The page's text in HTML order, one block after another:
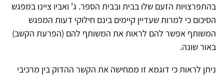
בהתפרצויות הזעם שלו בבית ובבית הספר. ג' ואביו ציינו במפגש
הסיכום כי למרות שעדיין קיימים בינם חילוקי דעות המפגש
המשותף אפשר להם לראות את המשותף להם (הפרעת הקשב)
באור שונה.
ניתן לראות כי דוגמא זו ממחישה את הקשר ההדוק בין מרכיבי